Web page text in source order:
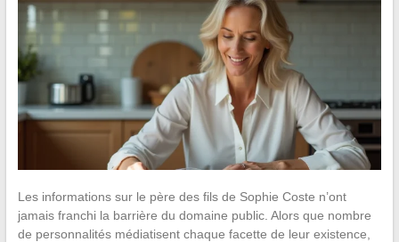
Les informations sur le père des fils de Sophie Coste n’ont
jamais franchi la barrière du domaine public. Alors que nombre
de personnalités médiatisent chaque facette de leur existence,